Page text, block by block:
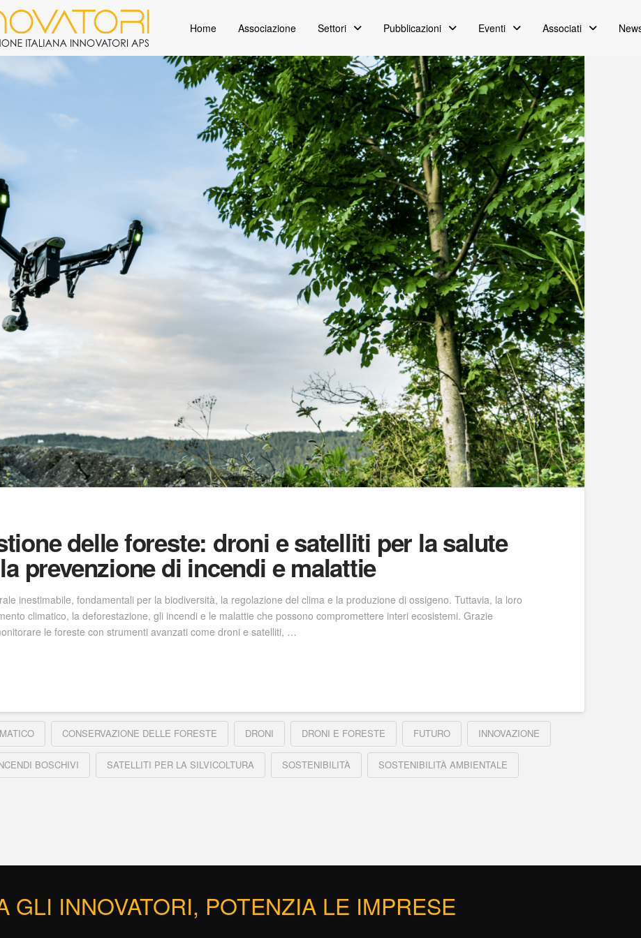
Home Associazione Settori Pubblicazioni Eventi Associati
delle foreste: droni e satelliti per la salute
prevenzione di incendi e malattie
inestimabile, fondamentali per la biodiversità, la regolazione del clima e la produzione di ossigeno. Tuttavia, la loro
climatico, la deforestazione, gli incendi e le malattie che possono compromettere interi ecosistemi. Grazie
le foreste con strumenti avanzati come droni e satelliti, …
CONSERVAZIONE DELLE FORESTE DRONI DRONI E FORESTE FUTURO INNOVAZIONE
BOSCHIVI SATELLITI PER LA SILVICOLTURA SOSTENIBILITÀ SOSTENIBILITÀ AMBIENTALE
GLI INNOVATORI, POTENZIA LE IMPRESE